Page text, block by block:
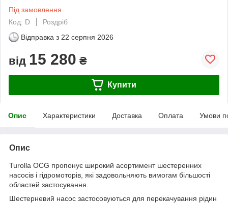
Під замовлення
Код: D
Роздріб
Відправка з 22 серпня 2026
від 15 280 ₴
Купити
Опис Характеристики Доставка Оплата Умови
Опис
Turolla OCG пропонує широкий асортимент шестеренних
насосів і гідромоторів, які задовольняють вимогам більшості
областей застосування.
Шестерневий насос застосовуються для перекачування рідин